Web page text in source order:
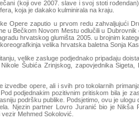
(koji ove 2007. slave i svoj stoti
koja je dakako kulminirala na kraju.
Opere zaputio u prvom redu zahvaljujući
u Bečkom Novom Mestu odlučili u
hrvatskog glumišta 2005. u brojnim
velika hrvatska baletna Sonja
velike zasluge podjednako pripadaju
Šubića Zrinjskog, zapovjednika
izvedbe opere, ali i svih pro tokolarnih
podjednakim pozitivnim pritiskom bila je
podršku publike. Podsjetimo, ovu je
Njezin partner Lovro Juranić bio je
Mehmed Sokolović.